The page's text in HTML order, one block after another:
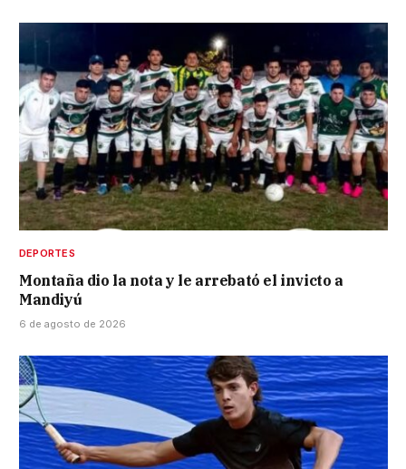
DEPORTES
Montaña dio la nota y le arrebató el invicto a
Mandiyú
6 de agosto de 2026